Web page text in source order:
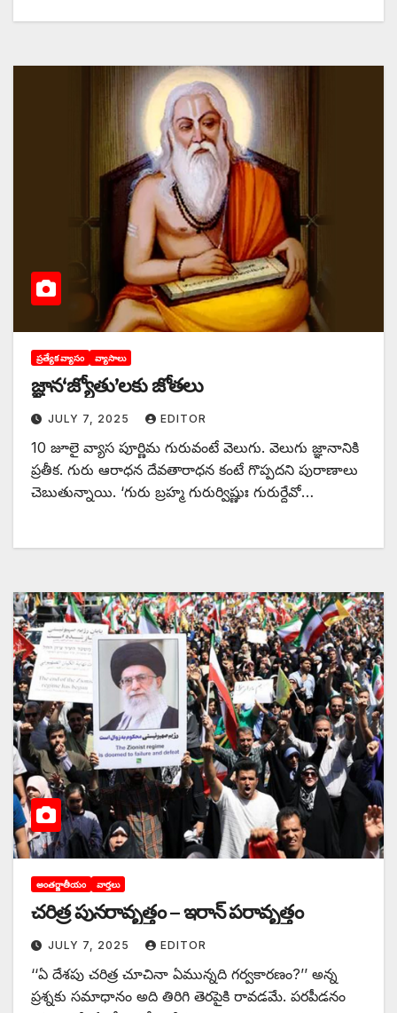
ప్రత్యేక వ్యాసం వ్యాసాలు
‌జ్ఞాన‘జ్యోతు’లకు జోతలు
JULY 7, 2025 EDITOR
10 జూలై వ్యాస పూర్ణిమ గురువంటే వెలుగు. వెలుగు జ్ఞానానికి
ప్రతీక. గురు ఆరాధన దేవతారాధన కంటే గొప్పదని పురాణాలు
చెబుతున్నాయి. ‘గురు బ్రహ్మ గురుర్విష్ణుః గురుర్దేవో…
అంతర్జాతీయం వార్తలు
చరిత్ర పునరావృత్తం – ఇరాన్‌ ‌పరావృత్తం
JULY 7, 2025 EDITOR
‘‘ఏ ‌దేశపు చరిత్ర చూచినా ఏమున్నది గర్వకారణం?’’ అన్న
ప్రశ్నకు సమాధానం అది తిరిగి తెరపైకి రావడమే. పరపీడనం